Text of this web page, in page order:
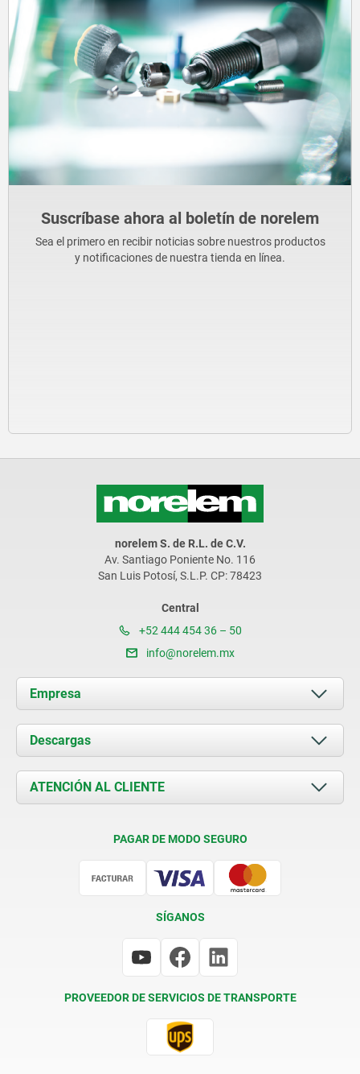
Suscríbase ahora al boletín de norelem
Sea el primero en recibir noticias sobre nuestros productos
y notificaciones de nuestra tienda en línea.
norelem S. de R.L. de C.V.
Av. Santiago Poniente No. 116
San Luis Potosí, S.L.P. CP: 78423
Central
+52 444 454 36 – 50
info@norelem.mx
Empresa
Acerca de nosotros
Novedades
Contacto
Descargas
Documents
ATENCIÓN AL CLIENTE
PAGAR DE MODO SEGURO
SÍGANOS
PROVEEDOR DE SERVICIOS DE TRANSPORTE